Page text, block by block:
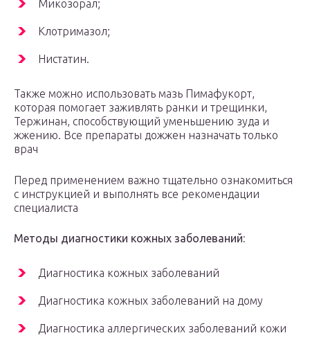
Микозорал;
Клотримазол;
Нистатин.
Также можно использовать мазь Пимафукорт,
которая помогает заживлять ранки и трещинки,
Тержинан, способствующий уменьшению зуда и
жжению. Все препараты дожжен назначать только
врач
Перед применением важно тщательно ознакомиться
с инструкцией и выполнять все рекомендации
специалиста
Методы диагностики кожных заболеваний:
Диагностика кожных заболеваний
Диагностика кожных заболеваний на дому
Диагностика аллергических заболеваний кожи